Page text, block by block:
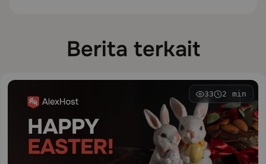
Berita terkait
33 2 min